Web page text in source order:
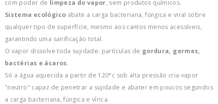
com poder de limpeza do vapor, sem produtos químicos.
Sistema ecológico abate a carga bacteriana, fúngica e viral sobre
qualquer tipo de superfície, mesmo aos cantos menos acessíveis,
garantindo uma sanificação total.
O vapor dissolve toda sujidade: partículas de gordura, germes,
bactérias e ácaros.
Só a água aquecida a partir de 120°c sob alta pressão cria vapor
"neutro" capaz de penetrar a sujidade e abater em poucos segundos
a carga bacteriana, fúngica e vírica.